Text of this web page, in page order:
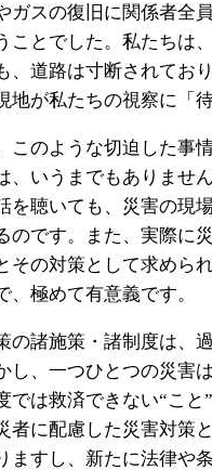
ガスの復旧に関係者全
ことでした。私たちは
、道路は寸断されてお
地が私たちの視察に「
このような切迫した事
、いうまでもありませ
を聴いても、災害の現
のです。また、実際に
その対策として求めら
、極めて有意義です。
の諸施策・諸制度は、
し、一つひとつの災害
では救済できない“こ
者に配慮した災害対策
ますし、新たに法律や